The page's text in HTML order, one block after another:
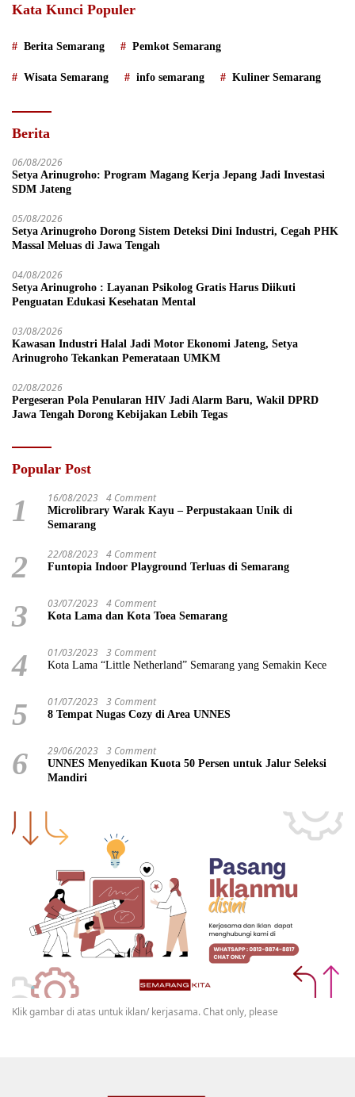
Kata Kunci Populer
Berita Semarang Pemkot Semarang
Wisata Semarang info semarang Kuliner Semarang
Berita
06/08/2026
Setya Arinugroho: Program Magang Kerja Jepang Jadi Investasi
SDM Jateng
05/08/2026
Setya Arinugroho Dorong Sistem Deteksi Dini Industri, Cegah PHK
Massal Meluas di Jawa Tengah
04/08/2026
Setya Arinugroho : Layanan Psikolog Gratis Harus Diikuti
Penguatan Edukasi Kesehatan Mental
03/08/2026
Kawasan Industri Halal Jadi Motor Ekonomi Jateng, Setya
Arinugroho Tekankan Pemerataan UMKM
02/08/2026
Pergeseran Pola Penularan HIV Jadi Alarm Baru, Wakil DPRD
Jawa Tengah Dorong Kebijakan Lebih Tegas
Popular Post
1 16/08/2023 4 Comment
Microlibrary Warak Kayu – Perpustakaan Unik di
Semarang
2 22/08/2023 4 Comment
Funtopia Indoor Playground Terluas di Semarang
3 03/07/2023 4 Comment
Kota Lama dan Kota Toea Semarang
4 01/03/2023 3 Comment
Kota Lama “Little Netherland” Semarang yang Semakin Kece
5 01/07/2023 3 Comment
8 Tempat Nugas Cozy di Area UNNES
6 29/06/2023 3 Comment
UNNES Menyedikan Kuota 50 Persen untuk Jalur Seleksi
Mandiri
Klik gambar di atas untuk iklan/ kerjasama. Chat only, please